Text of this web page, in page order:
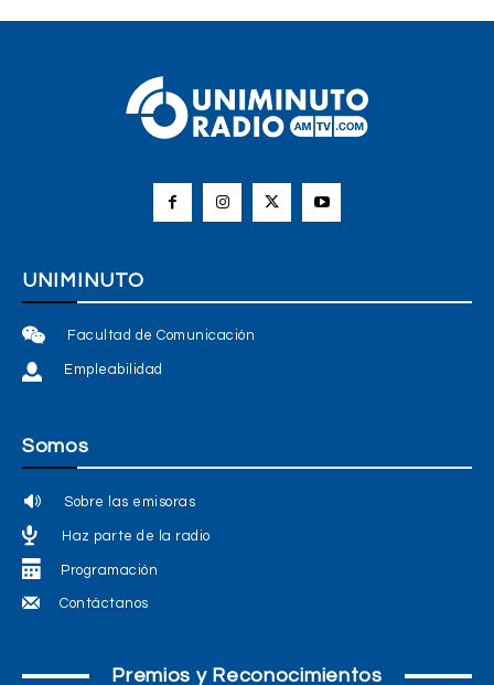
UNIMINUTO
Facultad de Comunicación
Empleabilidad
Somos
Sobre las emisoras
Haz parte de la radio
Programación
Contáctanos
Premios y Reconocimientos